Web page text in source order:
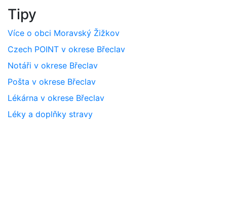
Tipy
Více o obci Moravský Žižkov
Czech POINT v okrese Břeclav
Notáři v okrese Břeclav
Pošta v okrese Břeclav
Lékárna v okrese Břeclav
Léky a doplňky stravy